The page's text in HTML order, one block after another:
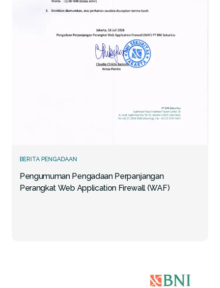
BERITA PENGADAAN
Pengumuman Pengadaan Perpanjangan
Perangkat Web Application Firewall (WAF)